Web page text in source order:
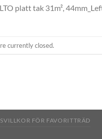
platt tak 31m²,
currently closed.
FÖR FAVORITTRÄD